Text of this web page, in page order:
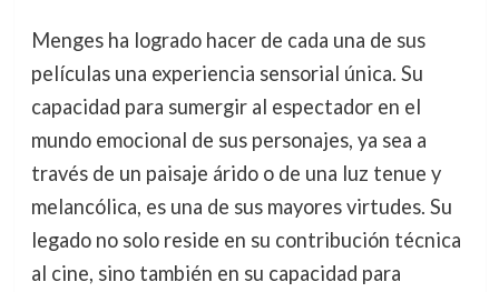
Menges ha logrado hacer de cada una de sus
películas una experiencia sensorial única. Su
capacidad para sumergir al espectador en el
mundo emocional de sus personajes, ya sea a
través de un paisaje árido o de una luz tenue y
melancólica, es una de sus mayores virtudes. Su
legado no solo reside en su contribución técnica
al cine, sino también en su capacidad para